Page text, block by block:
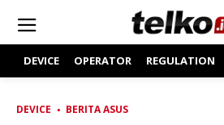
DEVICE OPERATOR REGULATION
DEVICE BERITA ASUS